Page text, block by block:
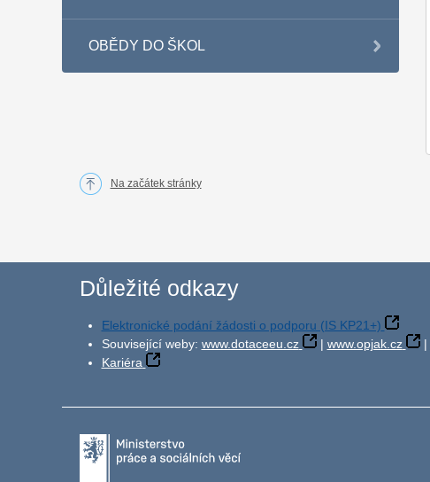
OBĚDY DO ŠKOL
Na začátek stránky
Důležité odkazy
Elektronické podání žádosti o podporu (IS KP21+)
Související weby: www.dotaceeu.cz | www.opjak.cz |
Kariéra